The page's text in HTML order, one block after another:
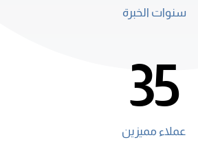
سنوات الخبرة
35
عملاء مميزين